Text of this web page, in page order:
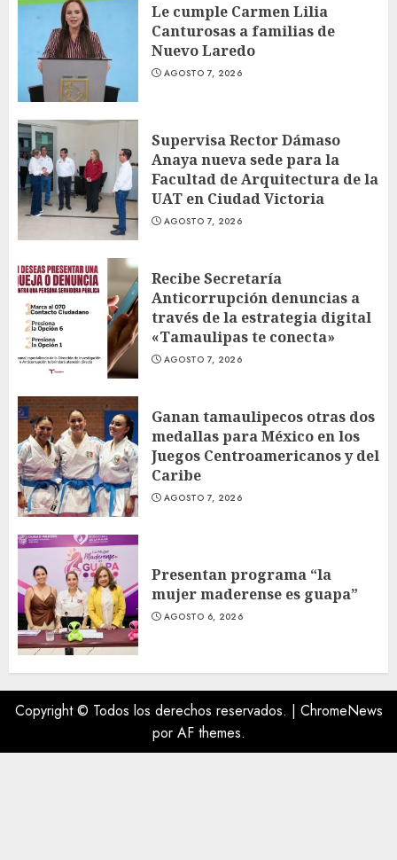
Le cumple Carmen Lilia
Canturosas a familias de
Nuevo Laredo
AGOSTO 7, 2026
Supervisa Rector Dámaso
Anaya nueva sede para la
Facultad de Arquitectura de la
UAT en Ciudad Victoria
AGOSTO 7, 2026
Recibe Secretaría
Anticorrupción denuncias a
través de la estrategia digital
«Tamaulipas te conecta»
AGOSTO 7, 2026
Ganan tamaulipecos otras dos
medallas para México en los
Juegos Centroamericanos y del
Caribe
AGOSTO 7, 2026
Presentan programa “la
mujer maderense es guapa”
AGOSTO 6, 2026
Copyright © Todos los derechos reservados. | ChromeNews
por AF themes.